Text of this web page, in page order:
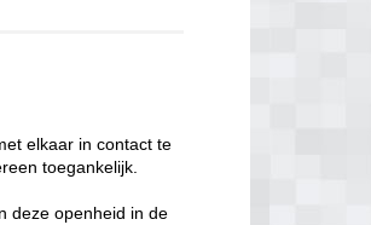
elkaar in contact te
toegankelijk.
deze openheid in de